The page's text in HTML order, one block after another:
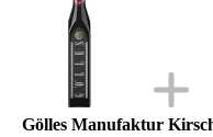
Gölles Manufaktur